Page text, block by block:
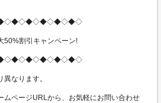
50%割引キャンペーン!
なります。
ムページURLから、お気軽にお問い合わせ